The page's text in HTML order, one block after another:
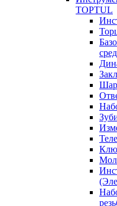
TOPTUL